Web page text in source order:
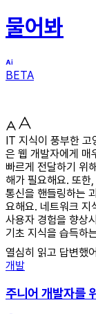
물어봐
BETA
IT 지식이 풍부한 고
은 웹 개발자에게 매
빠르게 전달하기 위
해가 필요해요. 또한
통신을 핸들링하는
요해요. 네트워크 지
사용자 경험을 향상
기초 지식을 습득하
열심히 읽고 답변했
개발
주니어 개발자를